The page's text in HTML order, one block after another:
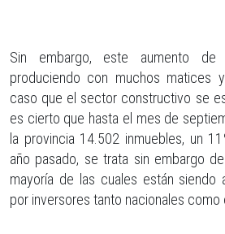
Sin embargo, este aumento
produciendo con muchos matices
caso que el sector constructivo se
es cierto que hasta el mes de
la provincia 14.502 inmuebles, un
año pasado, se trata sin embargo
mayoría de las cuales están siendo
por inversores tanto nacionales como